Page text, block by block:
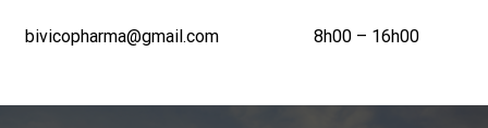
bivicopharma@gmail.com 8h00 – 16h00